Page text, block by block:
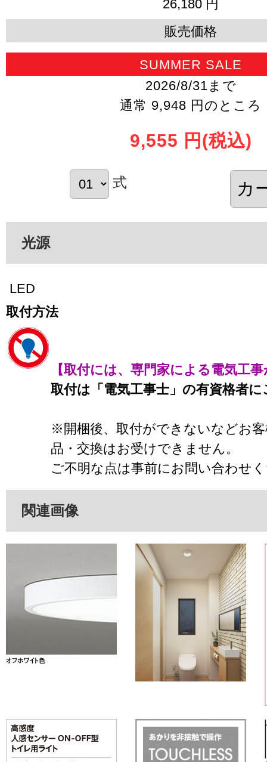
26,180 円
販売価格
SUMMER SALE
2026/8/31まで
通常 9,948 円のところ
9,555 円 (税込)
式
光源
LED
取付方法
【取付には、専門家による電気工
取付は「電気工事士」の有資格者
※開梱後、取付ができないなどお
品・交換はお受けできません。
ご不明な点は事前にお問い合わせ
関連画像